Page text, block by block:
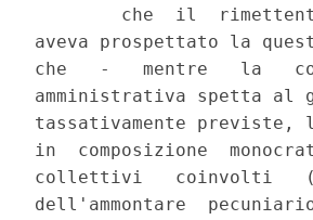
che  il
aveva prospettato la
che   -   mentre   la
amministrativa spetta al
tassativamente
in  composizione
collettivi   coinvolti
dell'ammontare